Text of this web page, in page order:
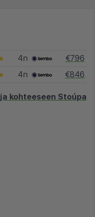
4n
€796
4n €846
kohteeseen Stoúpa